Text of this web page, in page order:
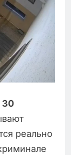
30
реально